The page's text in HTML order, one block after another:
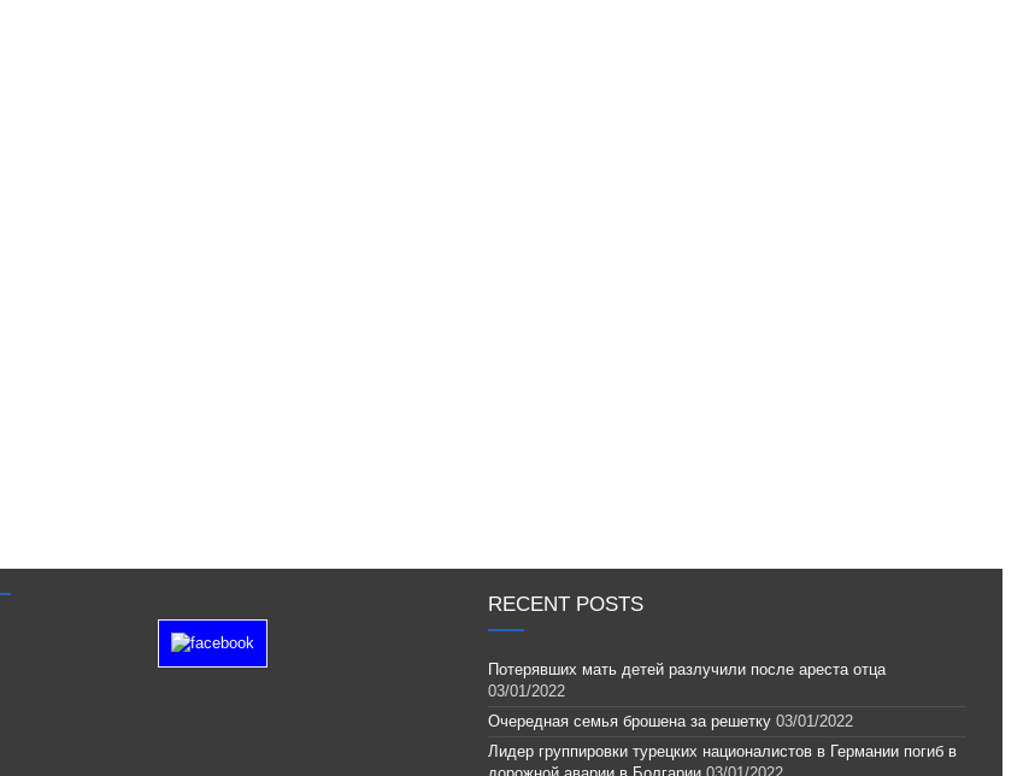
RECENT POSTS
Потерявших мать детей разлучили после ареста отца
03/01/2022
Очередная семья брошена за решетку 03/01/2022
Лидер группировки турецких националистов в Германии погиб в